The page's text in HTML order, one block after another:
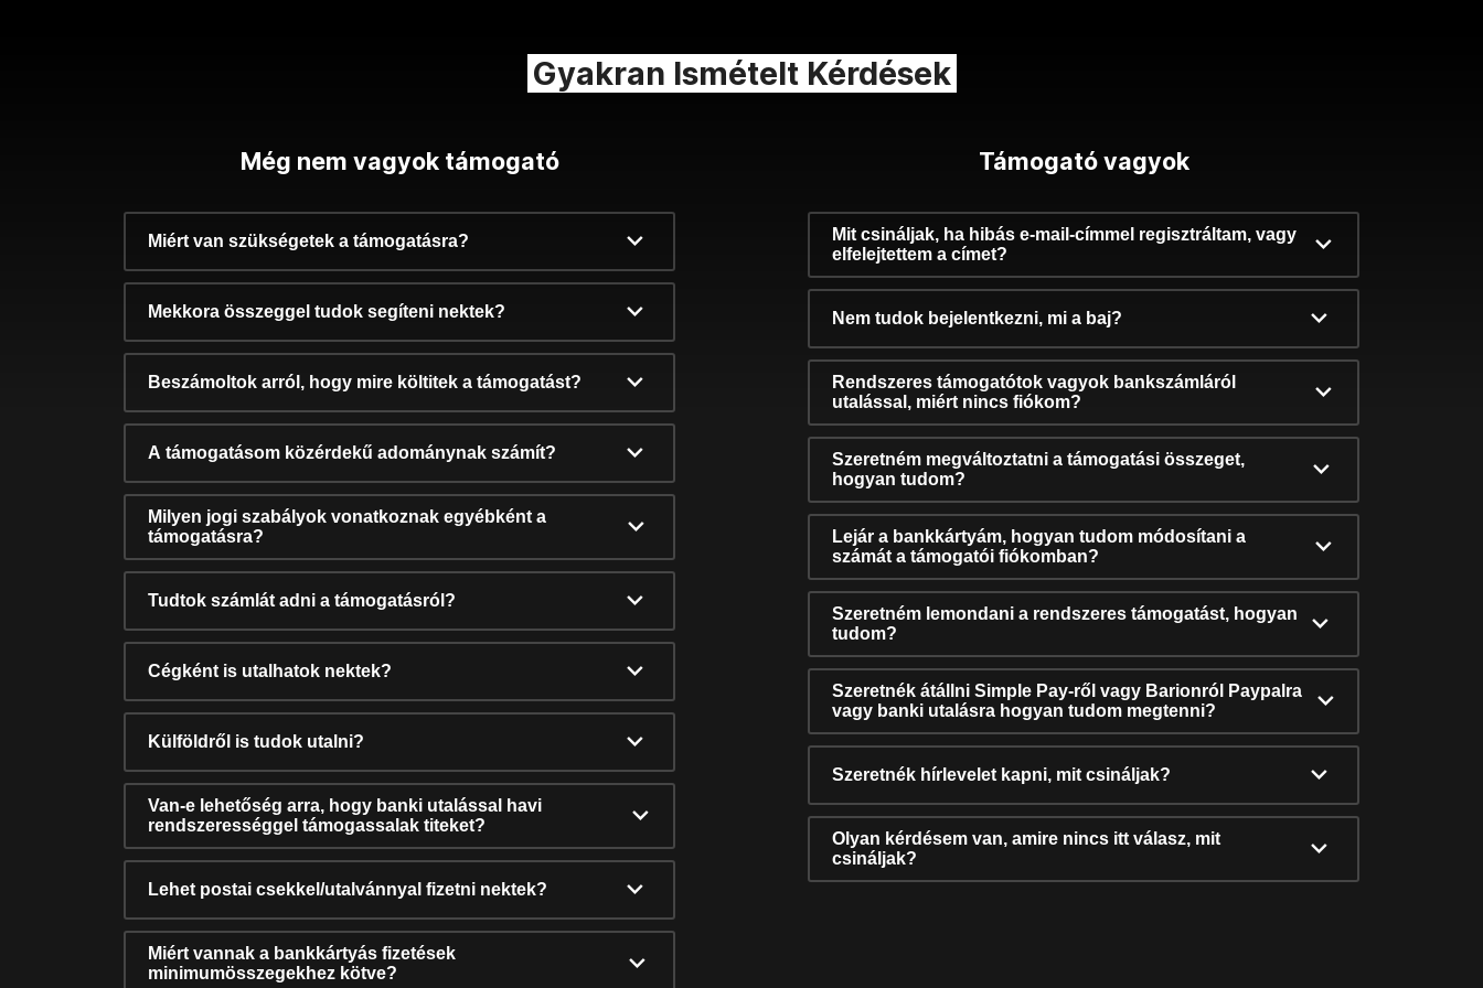
Gyakran Ismételt Kérdések
Még nem vagyok támogató
Miért van szükségetek a támogatásra?
Mekkora összeggel tudok segíteni nektek?
Beszámoltok arról, hogy mire költitek a támogatást?
A támogatásom közérdekű adománynak számít?
Milyen jogi szabályok vonatkoznak egyébként a
támogatásra?
Tudtok számlát adni a támogatásról?
Cégként is utalhatok nektek?
Külföldről is tudok utalni?
Van-e lehetőség arra, hogy banki utalással havi
rendszerességgel támogassalak titeket?
Lehet postai csekkel/utalvánnyal fizetni nektek?
Miért vannak a bankkártyás fizetések
minimumösszegekhez kötve?
Támogató vagyok
Mit csináljak, ha hibás e-mail-címmel regisztráltam, vagy
elfelejtettem a címet?
Nem tudok bejelentkezni, mi a baj?
Rendszeres támogatótok vagyok bankszámláról
utalással, miért nincs fiókom?
Szeretném megváltoztatni a támogatási összeget,
hogyan tudom?
Lejár a bankkártyám, hogyan tudom módosítani a
számát a támogatói fiókomban?
Szeretném lemondani a rendszeres támogatást, hogyan
tudom?
Szeretnék átállni Simple Pay-ről vagy Barionról Paypalra
vagy banki utalásra hogyan tudom megtenni?
Szeretnék hírlevelet kapni, mit csináljak?
Olyan kérdésem van, amire nincs itt válasz, mit
csináljak?